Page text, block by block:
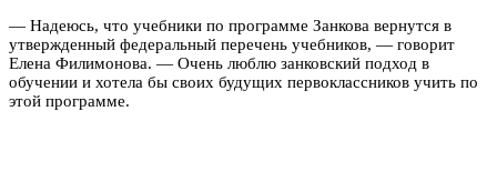
— Надеюсь, что учебники по программе Занкова вернутся в
утвержденный федеральный перечень учебников, — говорит
Елена Филимонова. — Очень люблю занковский подход в
обучении и хотела бы своих будущих первоклассников учить по
этой программе.